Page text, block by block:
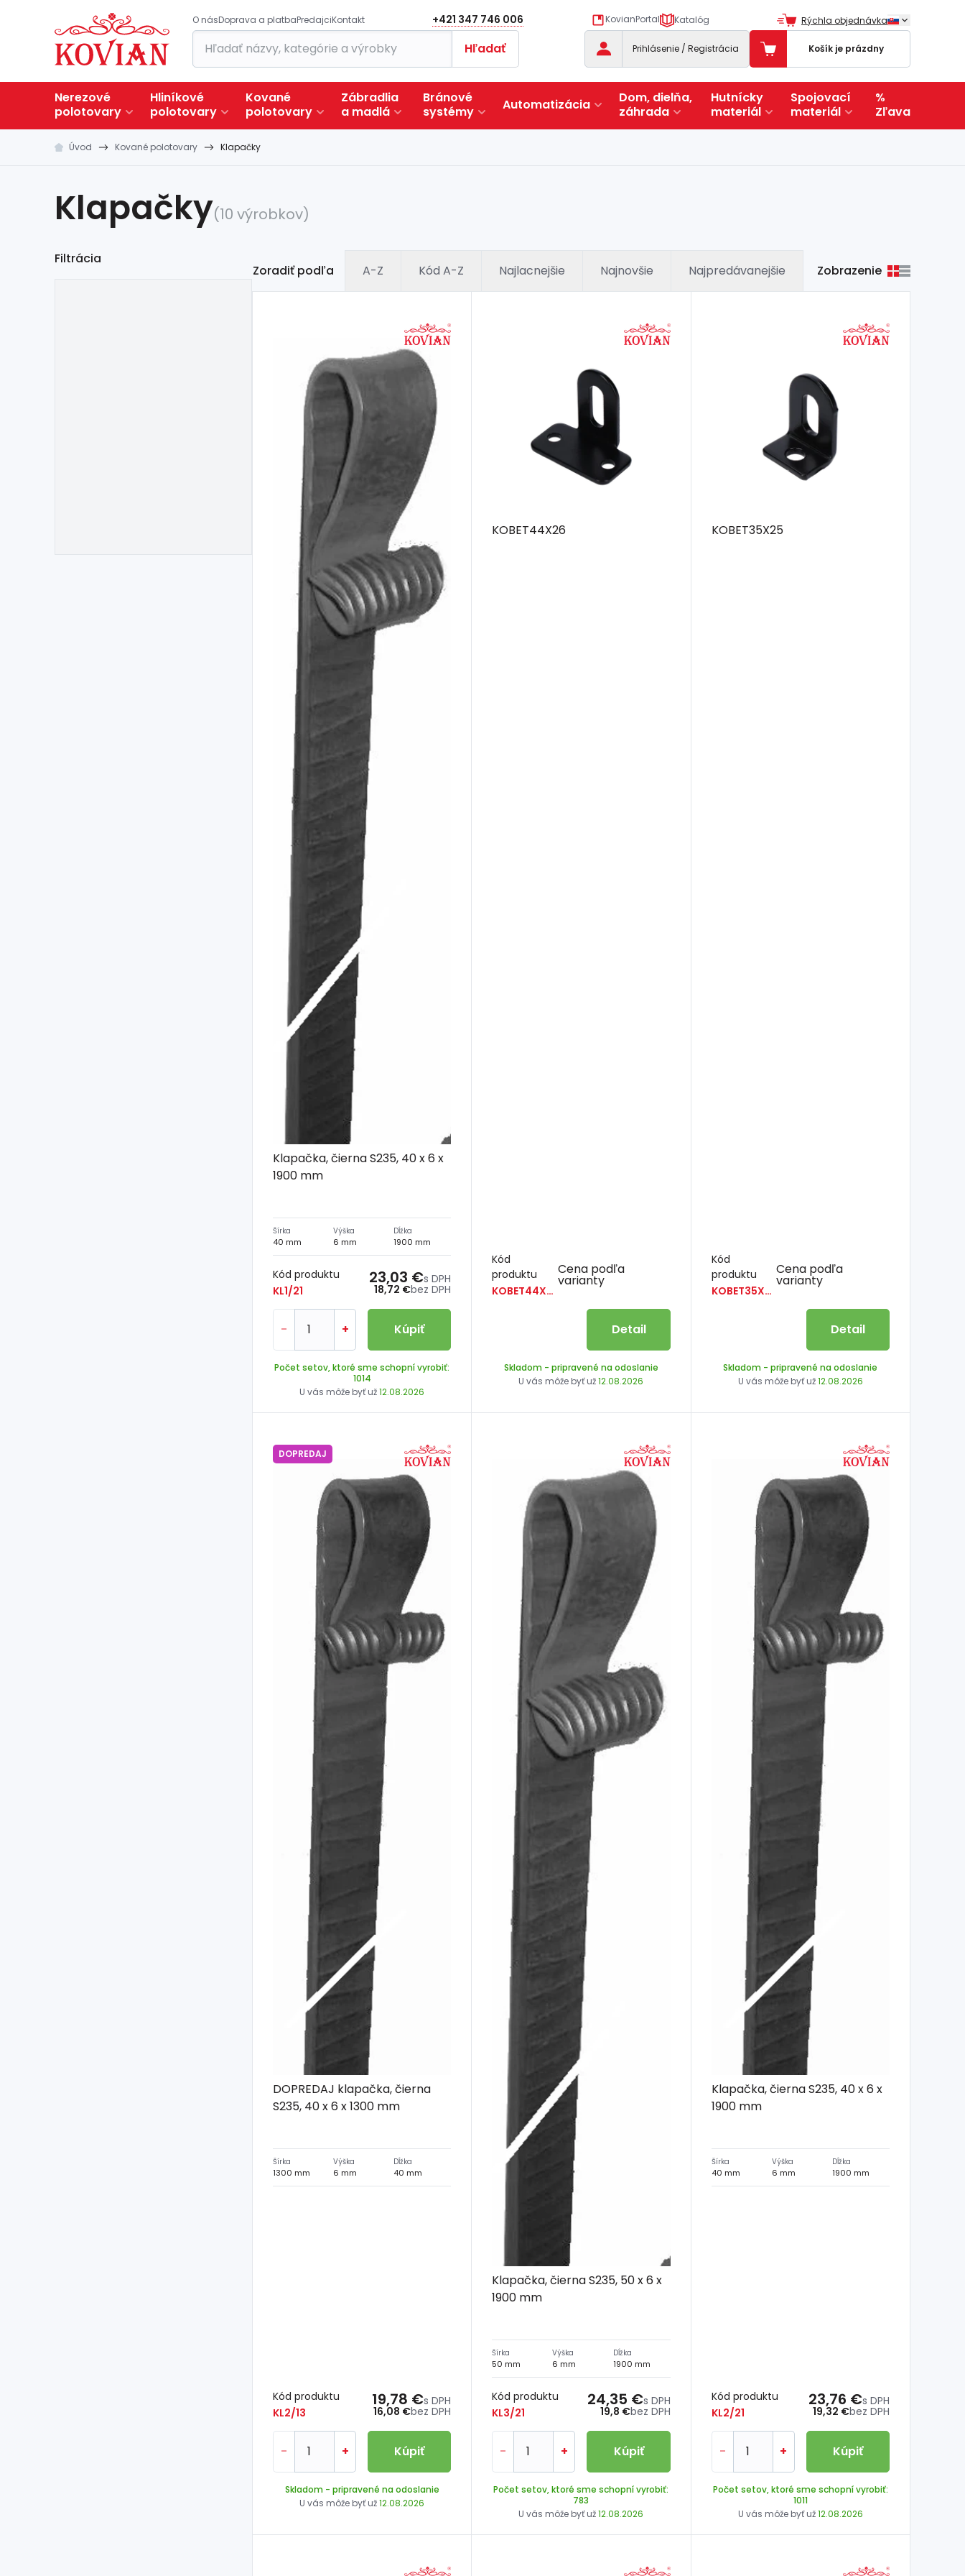
O násDoprava a platbaPredajciKontakt +421 347 746 006 KovianPortal Katalóg Rýchla objednávka
Hľadať Prihlásenie / Registrácia Košík je prázdny
Nerezové
polotovary
Hliníkové
polotovary
Kované
polotovary
Zábradlia
a madlá
Bránové
systémy
Automatizácia
Dom, dielňa,
záhrada
Hutnícky
materiál
Spojovací
materiál
%
Zľava
Úvod Kované polotovary Klapačky
Klapačky(10 výrobkov)
Filtrácia
Zoradiť podľa A-Z Kód A-Z Najlacnejšie Najnovšie Najpredávanejšie Zobrazenie
Klapačka, čierna S235, 40 x 6 x
1900 mm
Šírka
40 mm
Výška
6 mm
Dĺžka
1900 mm
Kód produktu
KL1/21
18,72 €bez DPH
23,03 €s DPH
- + Kúpiť
Počet setov, ktoré sme schopní vyrobiť:
1014
U vás môže byť už12.08.2026
KOBET44X26
Kód
produktu
KOBET44X26
Cena podľa
varianty
Detail
Skladom - pripravené na odoslanie
U vás môže byť už12.08.2026
KOBET35X25
Kód
produktu
KOBET35X25
Cena podľa
varianty
Detail
Skladom - pripravené na odoslanie
U vás môže byť už12.08.2026
DOPREDAJ
DOPREDAJ klapačka, čierna
S235, 40 x 6 x 1300 mm
Šírka
1300 mm
Výška
6 mm
Dĺžka
40 mm
Kód produktu
KL2/13
16,08 €bez DPH
19,78 €s DPH
- + Kúpiť
Skladom - pripravené na odoslanie
U vás môže byť už12.08.2026
Klapačka, čierna S235, 50 x 6 x
1900 mm
Šírka
50 mm
Výška
6 mm
Dĺžka
1900 mm
Kód produktu
KL3/21
19,8 €bez DPH
24,35 €s DPH
- + Kúpiť
Počet setov, ktoré sme schopní vyrobiť:
783
U vás môže byť už12.08.2026
Klapačka, čierna S235, 40 x 6 x
1900 mm
Šírka
40 mm
Výška
6 mm
Dĺžka
1900 mm
Kód produktu
KL2/21
19,32 €bez DPH
23,76 €s DPH
- + Kúpiť
Počet setov, ktoré sme schopní vyrobiť:
1011
U vás môže byť už12.08.2026